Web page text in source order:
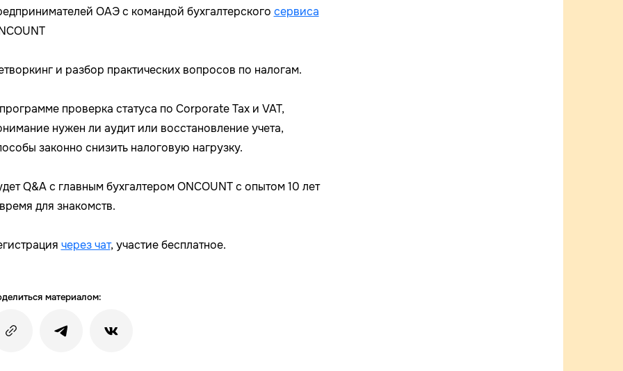
ОАЭ с командой бухгалтерского сервиса
и разбор практических вопросов по налогам.
проверка статуса по Corporate Tax и VAT,
нужен ли аудит или восстановление учета,
законно снизить налоговую нагрузку.
Q&A с главным бухгалтером ONCOUNT с опытом 10 лет
для знакомств.
через чат, участие бесплатное.
материалом: